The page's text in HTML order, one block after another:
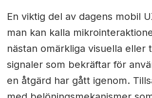
En viktig del av dagens mobil
man kan kalla
nästan omärkliga visuella eller
signaler som bekräftar för
en åtgärd har gått igenom.